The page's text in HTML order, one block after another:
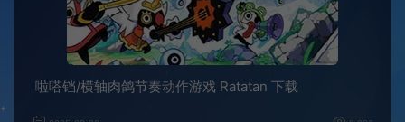
啦嗒铛/横轴肉鸽节奏动作游戏 Ratatan 下载